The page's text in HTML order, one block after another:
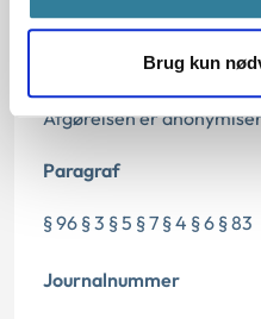
Brug kun
22.06.2019
Relateret infoRelateret
Afgørelsen er
Paragraf
§ 96 § 3 § 5 § 7 § 4 § 6 § 83
Journalnummer